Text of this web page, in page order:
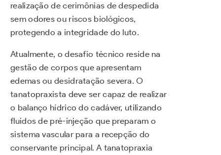
realização de cerimônias de despedida
sem odores ou riscos biológicos,
protegendo a integridade do luto.
Atualmente, o desafio técnico reside na
gestão de corpos que apresentam
edemas ou desidratação severa. O
tanatopraxista deve ser capaz de realizar
o balanço hídrico do cadáver, utilizando
fluidos de pré-injeção que preparam o
sistema vascular para a recepção do
conservante principal. A tanatopraxia